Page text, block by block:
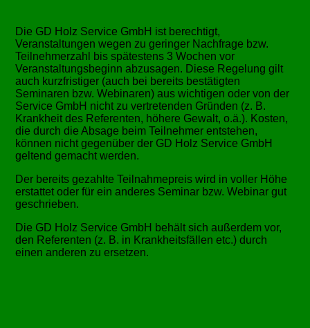
Die GD Holz Service GmbH ist berechtigt,
Veranstaltungen wegen zu geringer Nachfrage bzw.
Teilnehmerzahl bis spätestens 3 Wochen vor
Veranstaltungsbeginn abzusagen. Diese Regelung gilt
auch kurzfristiger (auch bei bereits bestätigten
Seminaren bzw. Webinaren) aus wichtigen oder von der
Service GmbH nicht zu vertretenden Gründen (z. B.
Krankheit des Referenten, höhere Gewalt, o.ä.). Kosten,
die durch die Absage beim Teilnehmer entstehen,
können nicht gegenüber der GD Holz Service GmbH
geltend gemacht werden.
Der bereits gezahlte Teilnahmepreis wird in voller Höhe
erstattet oder für ein anderes Seminar bzw. Webinar gut
geschrieben.
Die GD Holz Service GmbH behält sich außerdem vor,
den Referenten (z. B. in Krankheitsfällen etc.) durch
einen anderen zu ersetzen.